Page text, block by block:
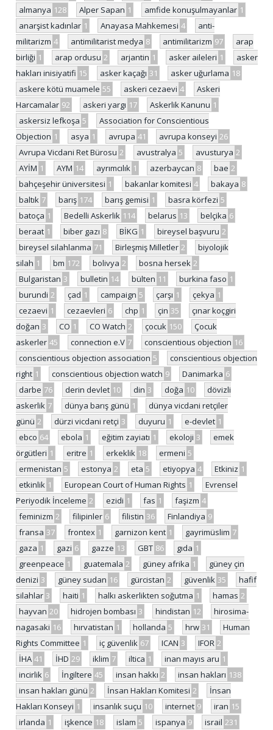
almanya 128 Alper Sapan 1 amfide konuşulmayanlar 1
anarşist kadınlar 1 Anayasa Mahkemesi 4
anti-
militarizm 4 antimilitarist medya 8 antimilitarizm 97
arap
birliği 1 arap ordusu 2 arjantin 1 asker aileleri 1
asker
hakları inisiyatifi 15 asker kaçağı 31 asker uğurlama 18
askere kötü muamele 55 askeri cezaevi 4
Askeri
Harcamalar 92 askeri yargı 17 Askerlik Kanunu 1
askersiz lefkoşa 5
Association for Conscientious
Objection 1 asya 1 avrupa 41 avrupa konseyi 26
Avrupa Vicdani Ret Bürosu 2 avustralya 5 avusturya 2
AYİM 1 AYM 14 ayrımcılık 1 azerbaycan 8 bae 2
bahçeşehir üniversitesi 1 bakanlar komitesi 4 bakaya 8
baltık 7 barış 174 barış gemisi 1 basra körfezi 5
batoça 1 Bedelli Askerlik 114 belarus 13 belçika 6
beraat 1 biber gazı 8 BİKG 1 bireysel başvuru 2
bireysel silahlanma 71 Birleşmiş Milletler 2
biyolojik
silah 1 bm 172 bolivya 2 bosna hersek 2
Bulgaristan 3 bulletin 14 bülten 11 burkina faso 1
burundi 2 çad 1 campaign 5 çarşı 1 çekya 1
cezaevi 1 cezaevleri 6 chp 1 çin 35
çınar koçgiri
doğan 3 CO 1 CO Watch 2 çocuk 150
Çocuk
askerler 45 connection e.V 7 conscientious objection 16
conscientious objection association 5
conscientious objection
right 1 conscientious objection watch 9 Danimarka 6
darbe 76 derin devlet 10 din 3 doğa 10
dövizli
askerlik 7 dünya barış günü 1
dünya vicdani retçiler
günü 2 dürzi vicdani retçi 3 duyuru 1 e-devlet 1
ebco 64 ebola 1 eğitim zayiatı 1 ekoloji 3
emek
örgütleri 1 eritre 1 erkeklik 18 ermeni 5
ermenistan 5 estonya 2 eta 5 etiyopya 4 Etkiniz 1
etkinlik 1 European Court of Human Rights 1
Evrensel
Periyodik İnceleme 2 ezidi 1 fas 1 faşizm 4
feminizm 2 filipinler 6 filistin 36 Finlandiya 9
fransa 37 frontex 1 garnizon kent 1 gayrimüslim 7
gaza 1 gazi 6 gazze 13 GBT 86 gıda 1
greenpeace 1 guatemala 2 güney afrika 1
güney çin
denizi 3 güney sudan 16 gürcistan 2 güvenlik 35
hafif
silahlar 3 haiti 1 halkı askerlikten soğutma 1 hamas 2
hayvan 20 hidrojen bombası 3 hindistan 12
hirosima-
nagasaki 16 hırvatistan 1 hollanda 5 hrw 31
Human
Rights Committee 1 iç güvenlik 67 ICAN 3 IFOR 2
İHA 41 İHD 29 iklim 7 iltica 1 inan mayıs aru 1
incirlik 6 İngiltere 45 insan hakkı 2 insan hakları 138
insan hakları günü 2 İnsan Hakları Komitesi 2
İnsan
Hakları Konseyi 1 insanlık suçu 10 internet 9 iran 15
irlanda 1 işkence 18 islam 5 ispanya 9 israil 231